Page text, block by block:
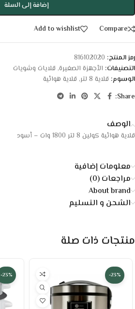
إضافة إلى السلة
Compare
Add to wishlist
رمز المنتج: 816102020
التصنيفات: الأجهزة الصغيرة, قلايات وشويات
الوسوم: قلاية 8 لتر , قلاية هوائية
Share:
الوصف
قلاية هوائية كولين 8 لتر 1800 وات – أسود
معلومات إضافية
مراجعات (0)
About brand
الشحن و التسليم
منتجات ذات صلة
-23%
-23%